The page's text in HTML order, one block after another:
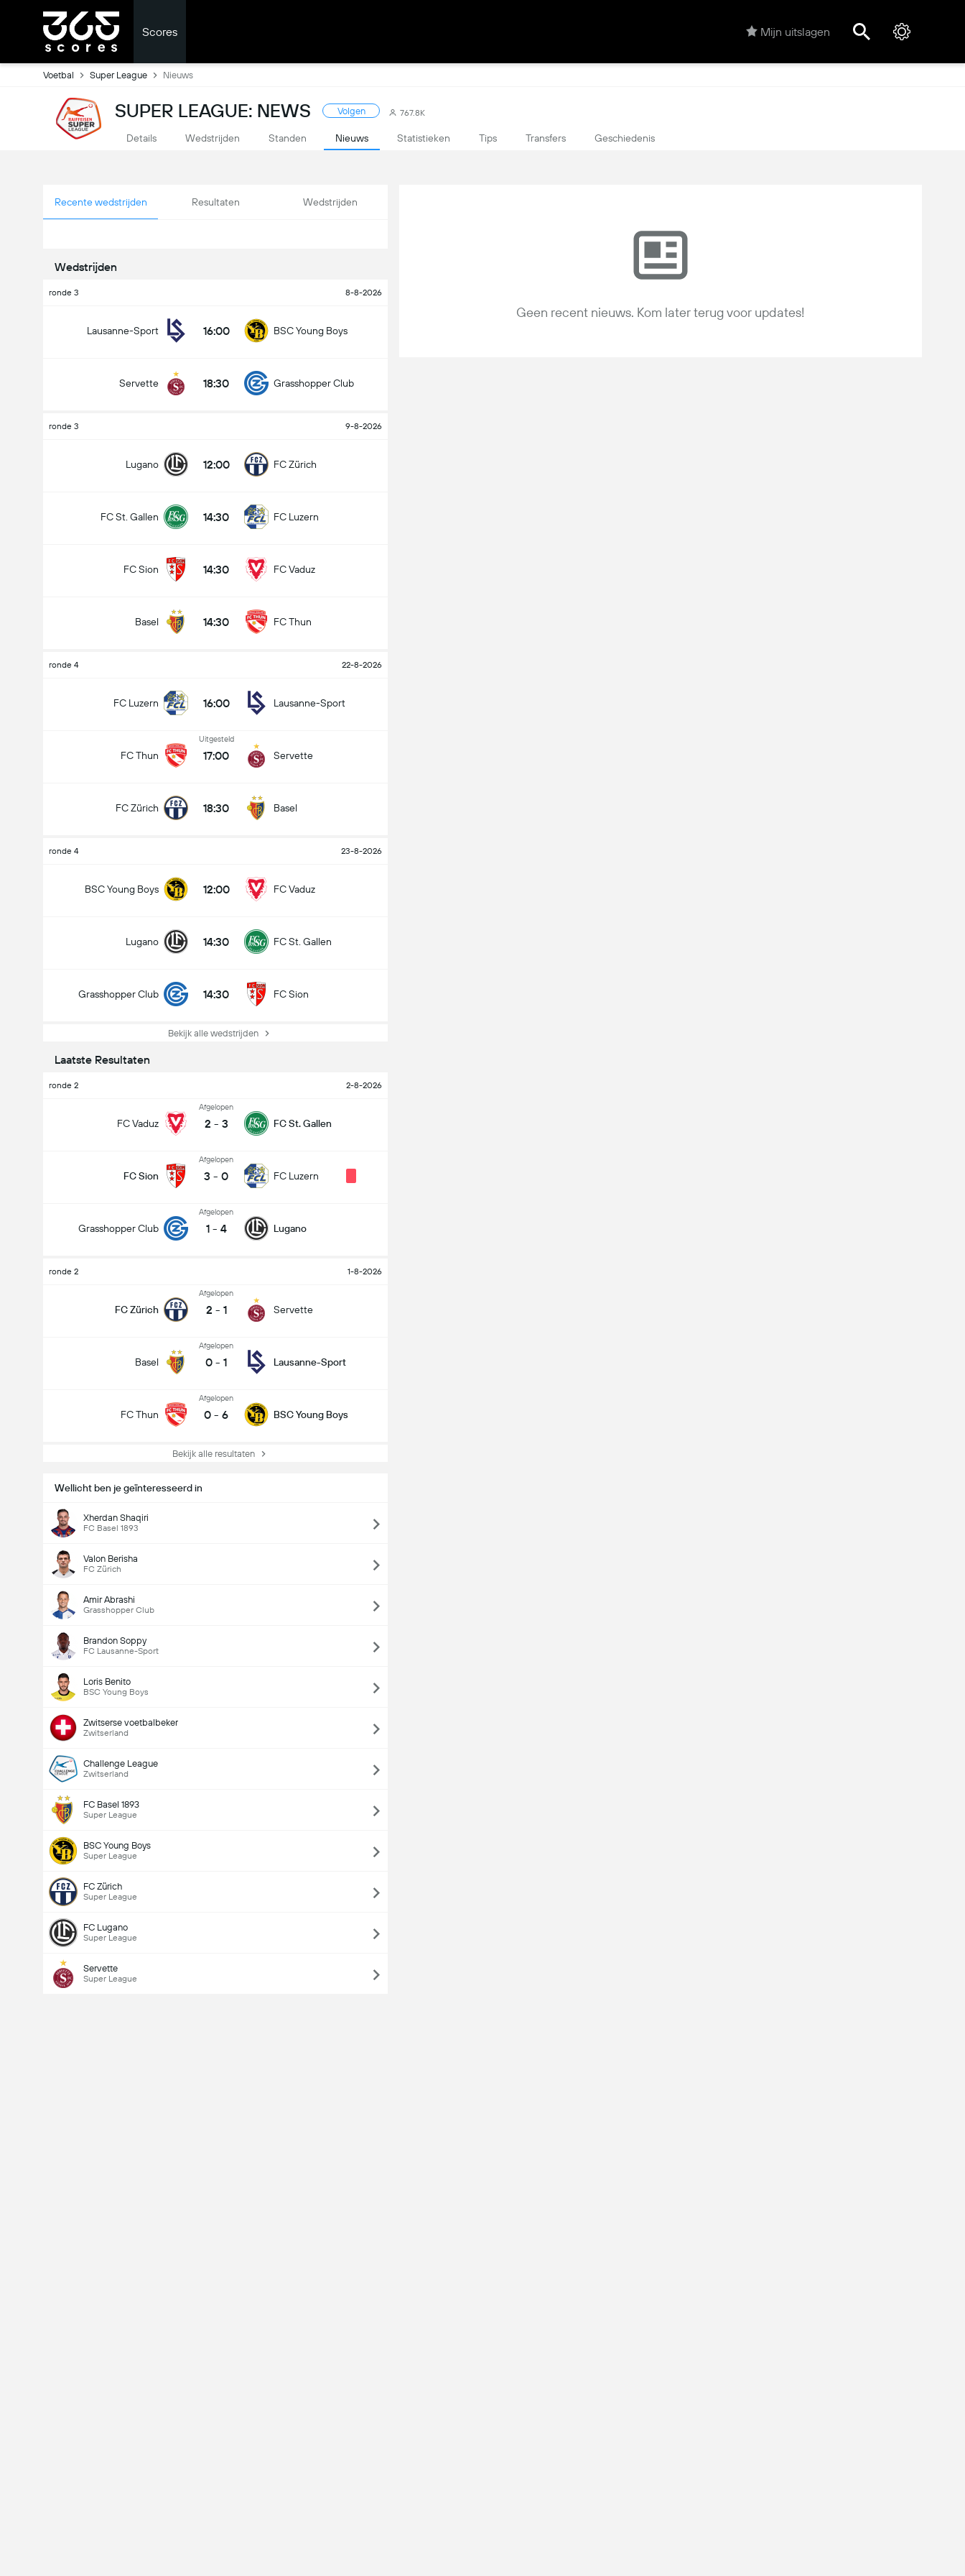
Scores Mijn uitslagen
Voetbal Super League Nieuws
SUPER LEAGUE: NEWS Volgen 767.8K
Details Wedstrijden Standen Nieuws Statistieken Tips Transfers Geschiedenis
Recente wedstrijden Resultaten Wedstrijden
Wedstrijden
ronde 3 8-8-2026
Lausanne-Sport 16:00 BSC Young Boys
Servette 18:30 Grasshopper Club
ronde 3 9-8-2026
Lugano 12:00 FC Zürich
FC St. Gallen 14:30 FC Luzern
FC Sion 14:30 FC Vaduz
Basel 14:30 FC Thun
ronde 4 22-8-2026
FC Luzern 16:00 Lausanne-Sport
FC Thun
Uitgesteld
17:00 Servette
FC Zürich 18:30 Basel
ronde 4 23-8-2026
BSC Young Boys 12:00 FC Vaduz
Lugano 14:30 FC St. Gallen
Grasshopper Club 14:30 FC Sion
Bekijk alle wedstrijden
Laatste Resultaten
ronde 2 2-8-2026
FC Vaduz
Afgelopen
2 - 3 FC St. Gallen
FC Sion
Afgelopen
3 - 0 FC Luzern
Grasshopper Club
Afgelopen
1 - 4 Lugano
ronde 2 1-8-2026
FC Zürich
Afgelopen
2 - 1 Servette
Basel
Afgelopen
0 - 1 Lausanne-Sport
FC Thun
Afgelopen
0 - 6 BSC Young Boys
Bekijk alle resultaten
Wellicht ben je geïnteresseerd in
Xherdan Shaqiri
FC Basel 1893
Valon Berisha
FC Zürich
Amir Abrashi
Grasshopper Club
Brandon Soppy
FC Lausanne-Sport
Loris Benito
BSC Young Boys
Zwitserse voetbalbeker
Zwitserland
Challenge League
Zwitserland
FC Basel 1893
Super League
BSC Young Boys
Super League
FC Zürich
Super League
FC Lugano
Super League
Servette
Super League
Geen recent nieuws. Kom later terug voor updates!